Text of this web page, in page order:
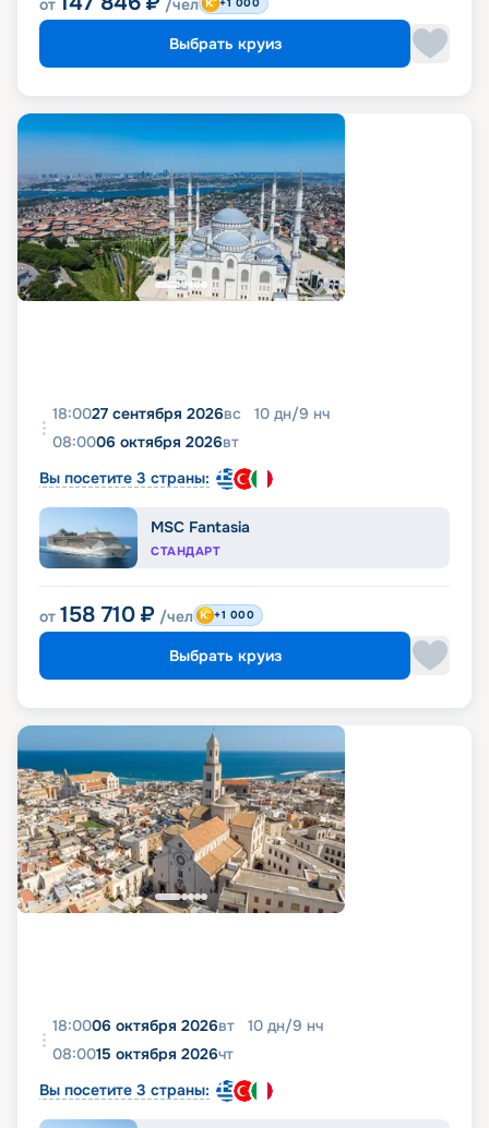
от /чел
Выбрать круиз
18:0027 сентября 2026вс 10 дн/9 нч
08:0006 октября 2026вт
Вы посетите 3 страны:
MSC Fantasia
СТАНДАРТ
от 158 710 ₽ /чел +1 000
Выбрать круиз
18:0006 октября 2026вт 10 дн/9 нч
08:0015 октября 2026чт
Вы посетите 3 страны: